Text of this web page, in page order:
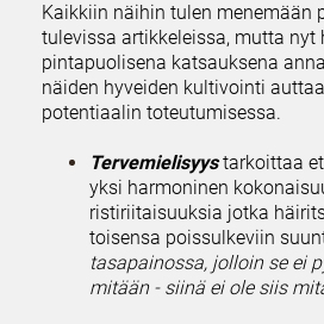
Kaikkiin näihin tulen menemään
tulevissa artikkeleissa, mutta nyt
pintapuolisena katsauksena
näiden hyveiden kultivointi
potentiaalin toteutumisessa.
Tervemielisyystarkoittaa
yksi harmoninen
ristiriitaisuuksia jotka
toisensa poissulkeviin
tasapainossa, jolloin se ei
mitään - siinä ei ole siis